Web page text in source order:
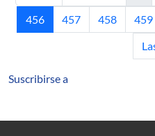
Página actual
456 Página
457 Página
458 459
Suscribirse a